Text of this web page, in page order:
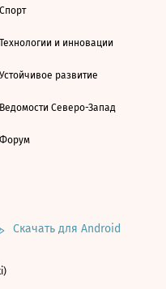
Спорт
Технологии и инновации
Устойчивое развитие
Ведомости Северо-Запад
Форум
Скачать для Android